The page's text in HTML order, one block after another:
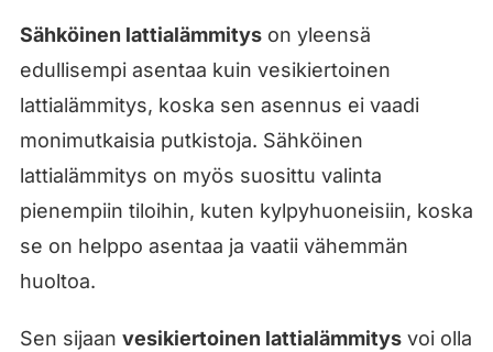
Sähköinen lattialämmityson yleensä
edullisempi asentaa kuin vesikiertoinen
lattialämmitys, koska sen asennus ei vaadi
monimutkaisia putkistoja. Sähköinen
lattialämmitys on myös suosittu valinta
pienempiin tiloihin, kuten kylpyhuoneisiin, koska
se on helppo asentaa ja vaatii vähemmän
huoltoa.
Sen sijaan vesikiertoinen lattialämmitysvoi olla